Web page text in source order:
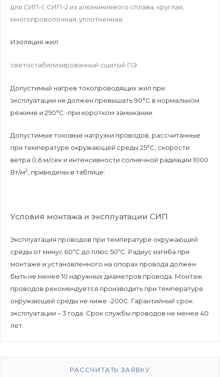
для СИП-1, СИП-2 из алюминиевого сплава, круглая,
многопроволочная, уплотненная.
Изоляция жил:
светостабилизированный сшитый ПЭ.
Допустимый нагрев токопроводящих жил при
эксплуатации не должен превышать 90°С в нормальном
режиме и 250°С -при коротком замыкании.
Допустимые токовые нагрузки проводов, рассчитанные
при температуре окружающей среды 25°С, скорости
ветра 0,6 м/сек и интенсивности солнечной радиации 1000
Вт/м2, приведены в таблице:
Условия монтажа и эксплуатации СИП
Эксплуатация проводов при температуре окружающей
среды от минус 60ºС до плюс 50ºС. Радиус изгиба при
монтаже и установленного на опорах провода должен
быть не менее 10 наружных диаметров провода. Монтаж
проводов рекомендуется производить при температуре
окружающей среды не ниже -200С. Гарантийный срок
эксплуатации – 3 года. Срок службы проводов не менее 40
лет.
РАССЧИТАТЬ ЗАЯВКУ